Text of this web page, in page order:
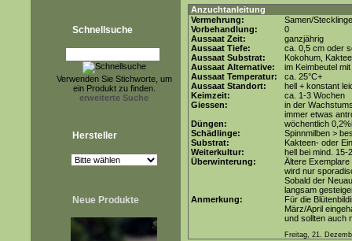
Schnellsuche
Verwenden Sie Stichworte, um
ein Produkt zu finden.
erweiterte Suche
Hersteller
Neue Produkte
Anzuchtanleitung
Vermehrung:
Samen/
Vorbehandlung:
0
Aussaat Zeit:
ganzjährig
Aussaat Tiefe:
ca. 0,5 cm oder
Aussaat Substrat:
Kokohum,
Aussaat Alternative:
im Keimbeutel
Aussaat Temperatur:
ca. 25°C+
Aussaat Standort:
hell + konstant
Keimzeit:
ca. 1-3 Wochen
Giessen:
in der
immer etwas
Düngen:
wöchentlich
Schädlinge:
Spinnmilben >
Substrat:
Kakteen- oder
Weiterkultur:
hell bei mind. 15-
Überwinterung:
Ältere
wird nur
Sobald der
langsam
Anmerkung:
Für die
März/April
und sollten auch
Freitag, 21.